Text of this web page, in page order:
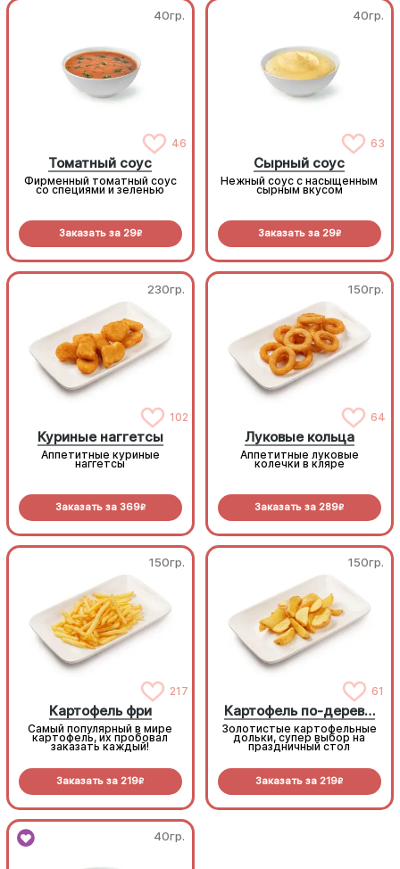
40гр.
46
Томатный соус
Фирменный томатный соус
со специями и зеленью
Заказать за 29R
40гр.
63
Сырный соус
Нежный соус с насыщенным
сырным вкусом
Заказать за 29R
230гр.
102
Куриные наггетсы
Аппетитные куриные
наггетсы
Заказать за 369R
150гр.
64
Луковые кольца
Аппетитные луковые
колечки в кляре
Заказать за 289R
150гр.
217
Картофель фри
Самый популярный в мире
картофель, их пробовал
заказать каждый!
Заказать за 219R
150гр.
61
Картофель по-деревенски
Золотистые картофельные
дольки, супер выбор на
праздничный стол
Заказать за 219R
40гр.